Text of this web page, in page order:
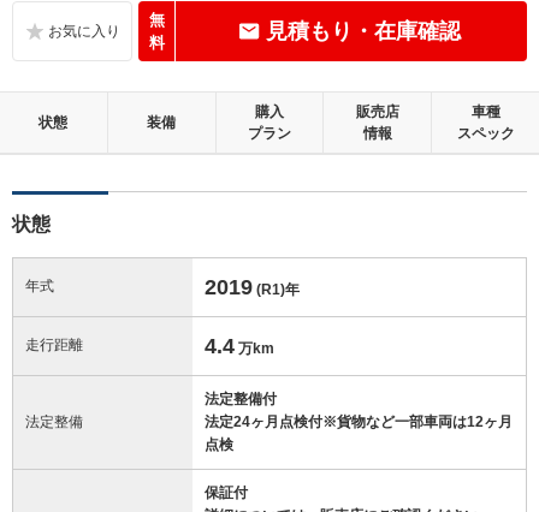
無
料
見積もり・在庫確認
状態 装備
購入
プラン
販売店
情報
車種
スペック
状態
年式 2019 (R1)年
走行距離 4.4 万km
法定整備
法定整備付
法定24ヶ月点検付※貨物など一部車両は12ヶ月
点検
保証付